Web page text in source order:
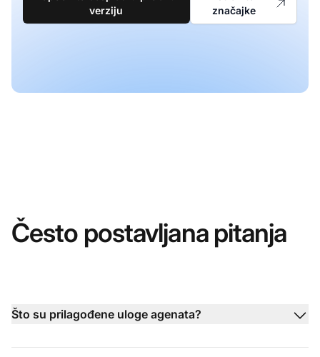
verziju
značajke
Često postavljana pitanja
Što su prilagođene uloge agenata?